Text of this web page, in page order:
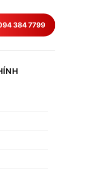
384 7799